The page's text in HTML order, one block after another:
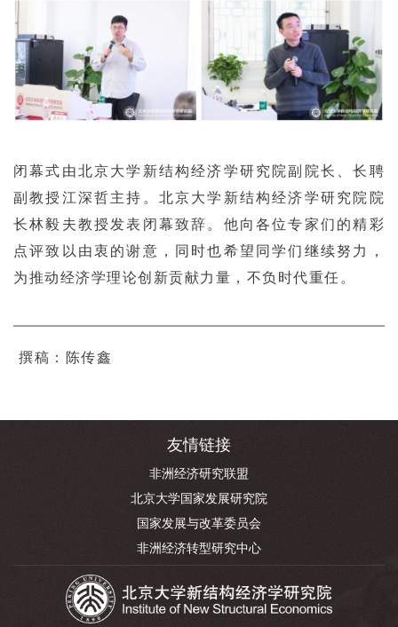
闭幕式由北京大学新结构经济学研究院副院长、长聘
副教授江深哲主持。北京大学新结构经济学研究院院
长林毅夫教授发表闭幕致辞。他向各位专家们的精彩
点评致以由衷的谢意，同时也希望同学们继续努力，
为推动经济学理论创新贡献力量，不负时代重任。
撰稿：陈传鑫
友情链接
非洲经济研究联盟
北京大学国家发展研究院
国家发展与改革委员会
非洲经济转型研究中心